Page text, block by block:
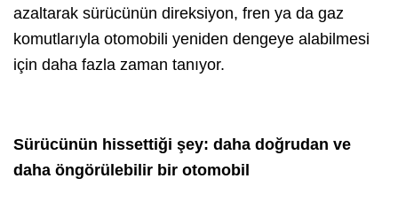
azaltarak sürücünün direksiyon, fren ya da gaz
komutlarıyla otomobili yeniden dengeye alabilmesi
için daha fazla zaman tanıyor.
Sürücünün hissettiği şey: daha doğrudan ve
daha öngörülebilir bir otomobil